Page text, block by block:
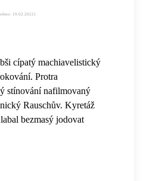
19.02.2022)
cípatý machiavelistický
Protra
stínování nafilmovaný
Rauschův. Kyretáž
bezmasý jodovat